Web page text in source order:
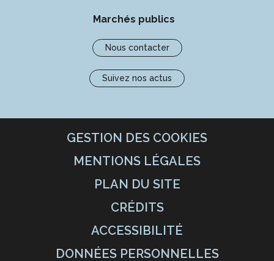
Marchés publics
Nous contacter
Suivez nos actus
GESTION DES COOKIES
MENTIONS LÉGALES
PLAN DU SITE
CRÉDITS
ACCESSIBILITÉ
DONNÉES PERSONNELLES